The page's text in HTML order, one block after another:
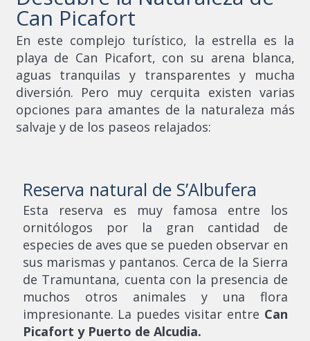
Can Picafort
En este complejo turístico, la estrella es la
playa de Can Picafort, con su arena blanca,
aguas tranquilas y transparentes y mucha
diversión. Pero muy cerquita existen varias
opciones para amantes de la naturaleza más
salvaje y de los paseos relajados:
Reserva natural de S’Albufera
Esta reserva es muy famosa entre los
ornitólogos por la gran cantidad de
especies de aves que se pueden observar en
sus marismas y pantanos. Cerca de la Sierra
de Tramuntana, cuenta con la presencia de
muchos otros animales y una flora
impresionante. La puedes visitar entre Can
Picafort y Puerto de Alcudia.